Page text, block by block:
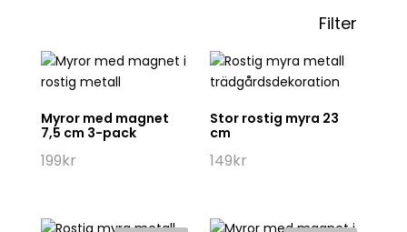
Filter
Myror med magnet
7,5 cm 3-pack
199kr
Stor rostig myra 23
cm
149kr